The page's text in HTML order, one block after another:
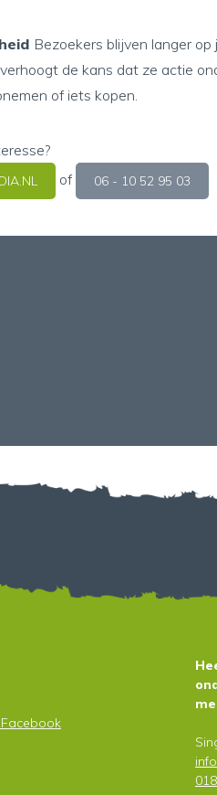
Bezoekers blijven langer
de kans dat ze actie
of iets kopen.
of 06 - 10 52 95 03
Facebook